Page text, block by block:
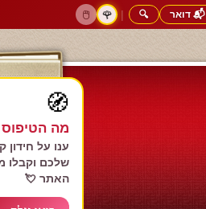
📬 דואר 🔍
|
🌹
🖱️